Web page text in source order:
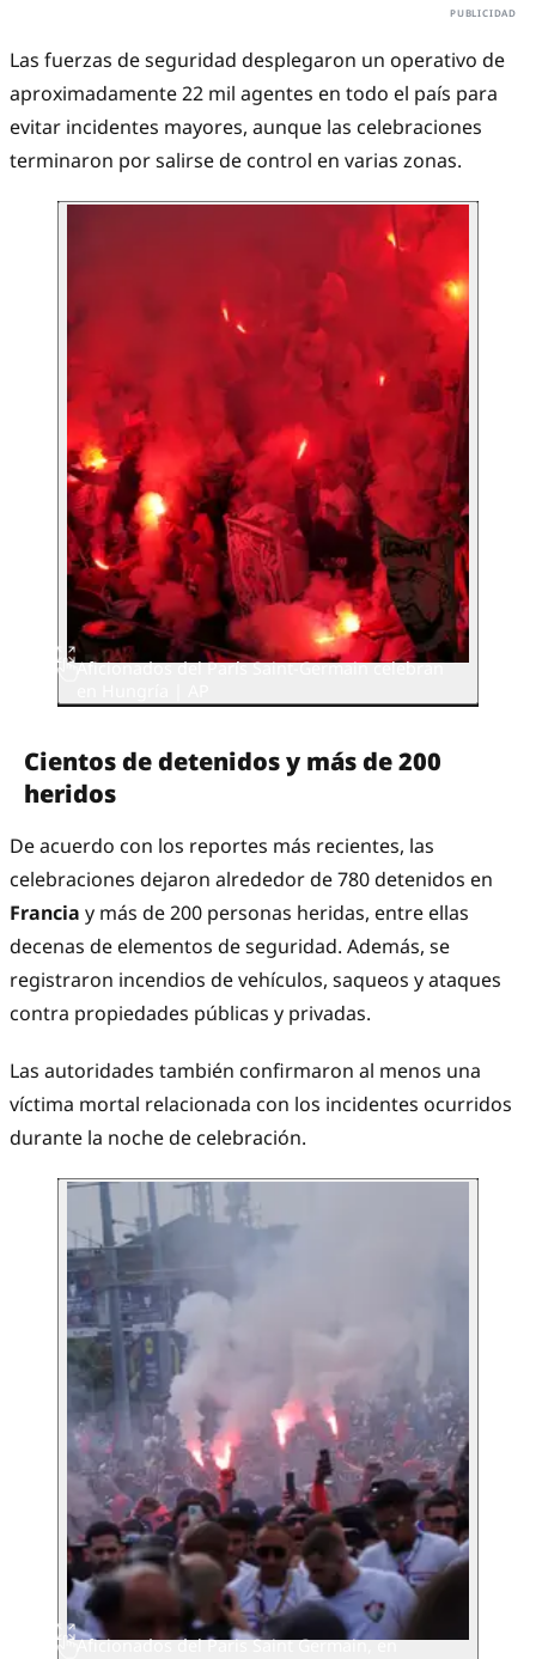
Las fuerzas de seguridad desplegaron un operativo de
aproximadamente 22 mil agentes en todo el país para
evitar incidentes mayores, aunque las celebraciones
terminaron por salirse de control en varias zonas.
Aficionados del París Saint-Germain celebran
Cientos de detenidos y más de 200
heridos
De acuerdo con los reportes más recientes, las
celebraciones dejaron alrededor de 780 detenidos en
Francia y más de 200 personas heridas, entre ellas
decenas de elementos de seguridad. Además, se
registraron incendios de vehículos, saqueos y ataques
contra propiedades públicas y privadas.
Las autoridades también confirmaron al menos una
víctima mortal relacionada con los incidentes ocurridos
durante la noche de celebración.
Aficionados del Paris Saint Germain, en